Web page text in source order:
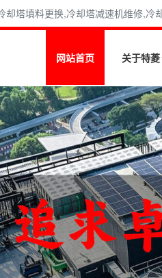
塔填料更换,冷却塔减速机维修,
网站首页 关于特菱